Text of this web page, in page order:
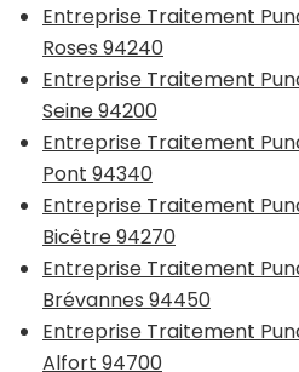
Entreprise Traitement
Roses 94240
Entreprise Traitement
Seine 94200
Entreprise Traitement
Pont 94340
Entreprise Traitement
Bicêtre 94270
Entreprise Traitement
Brévannes 94450
Entreprise Traitement
Alfort 94700